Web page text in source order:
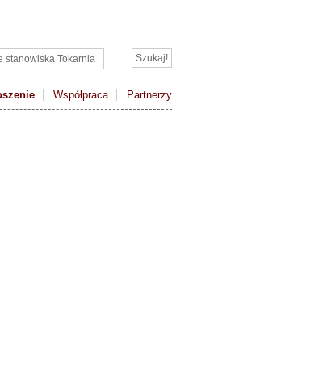
Współpraca Partnerzy